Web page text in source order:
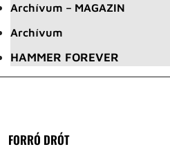
Archívum – MAGAZIN
Archívum
HAMMER FOREVER
FORRÓ DRÓT